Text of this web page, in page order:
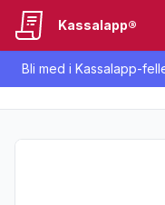
Bli med i Kassalapp-
Kassalapp®